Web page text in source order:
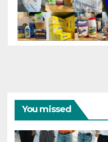
You missed